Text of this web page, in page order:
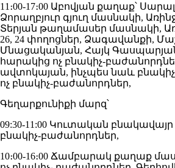
11։00-17։00 Աբովյան քաղաք՝
Ձորաղբյուր գյուղ մասնակի,
Տերյան թաղամասեր մասնակի,
26, 24 փողոցներ, Ձագավանքի,
Մնացականյան, Հայկ
հարակից ոչ բնակիչ-
ավտոկայան, ինչպես նաև
ոչ բնակիչ-բաժանորդներ,
Գեղարքունիքի մարզ՝
09:30-11:00 Կուտական
բնակիչ-բաժանորդներ,
10։00-16։00 Ճամբարակ քաղաք